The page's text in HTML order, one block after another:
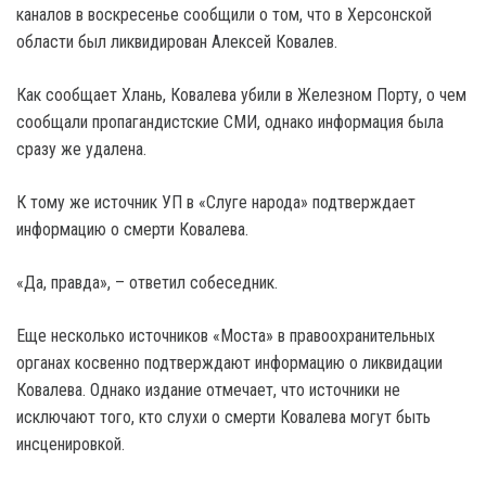
каналов в воскресенье сообщили о том, что в Херсонской
области был ликвидирован Алексей Ковалев.
Как сообщает Хлань, Ковалева убили в Железном Порту, о чем
сообщали пропагандистские СМИ, однако информация была
сразу же удалена.
К тому же источник УП в «Слуге народа» подтверждает
информацию о смерти Ковалева.
«Да, правда», – ответил собеседник.
Еще несколько источников «Моста» в правоохранительных
органах косвенно подтверждают информацию о ликвидации
Ковалева. Однако издание отмечает, что источники не
исключают того, кто слухи о смерти Ковалева могут быть
инсценировкой.